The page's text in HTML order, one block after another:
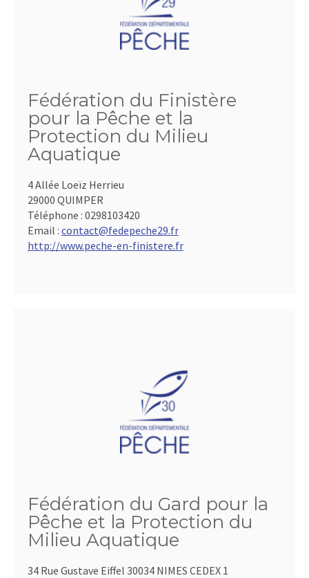
Fédération du Finistère
pour la Pêche et la
Protection du Milieu
Aquatique
4 Allée Loeïz Herrieu
29000 QUIMPER
Téléphone : 0298103420
Email : contact@fedepeche29.fr
http://www.peche-en-finistere.fr
Fédération du Gard pour la
Pêche et la Protection du
Milieu Aquatique
34 Rue Gustave Eiffel 30034 NIMES CEDEX 1